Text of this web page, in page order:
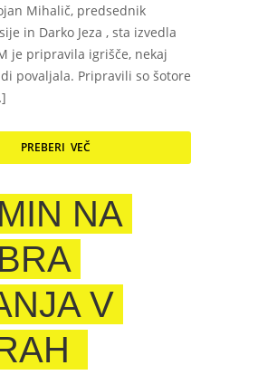
Mihalič, predsednik
in Darko Jeza , sta izvedla
je pripravila igrišče, nekaj
povaljala. Pripravili so šotore
PREBERI VEČ
NA
V